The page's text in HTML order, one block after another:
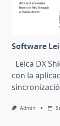
Software
Leica DX
con la
Admin